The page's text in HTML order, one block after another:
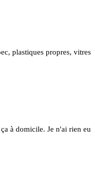
plastiques propres, vitres
à domicile. Je n'ai rien eu